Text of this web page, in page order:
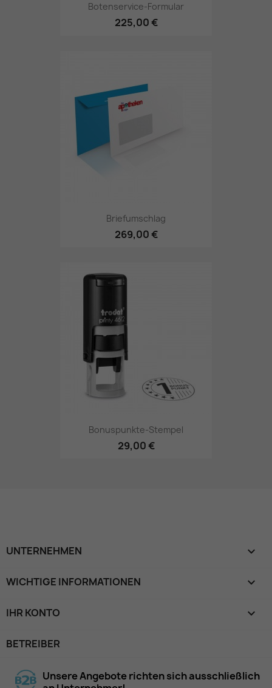
Botenservice-Formular
225,00 €
Briefumschlag
269,00 €
Bonuspunkte-Stempel
29,00 €
UNTERNEHMEN 
WICHTIGE INFORMATIONEN 
IHR KONTO 
BETREIBER
Unsere Angebote richten sich ausschließlich